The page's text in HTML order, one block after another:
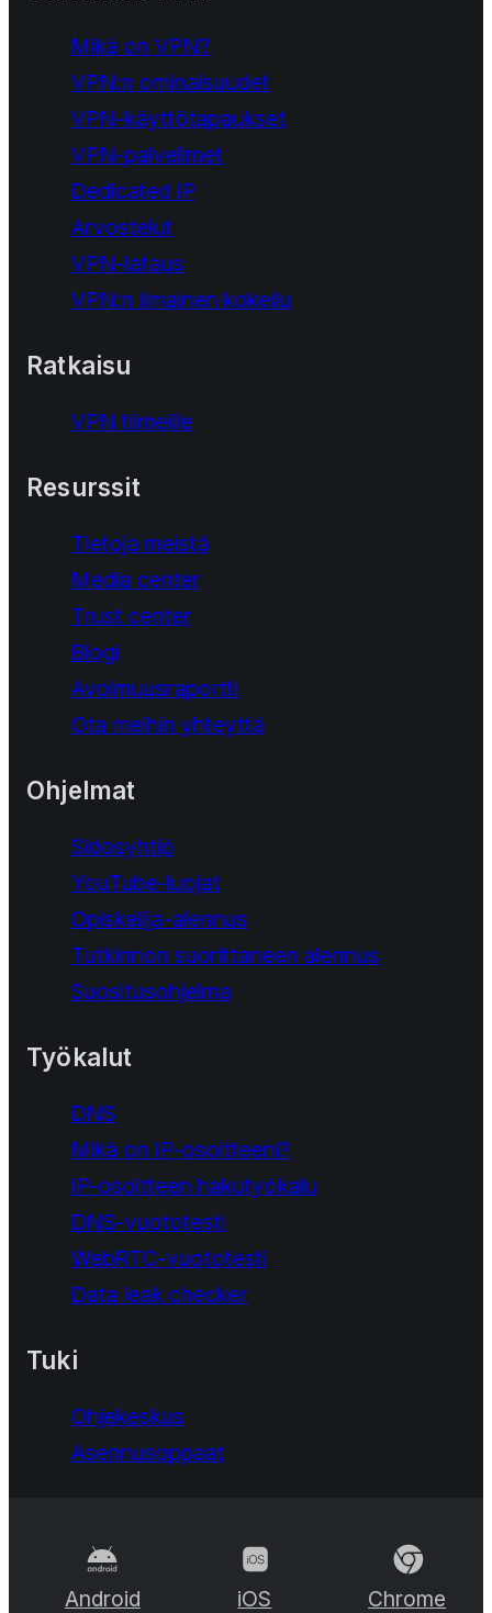
Mikä on VPN?
VPN:n ominaisuudet
VPN-käyttötapaukset
VPN-palvelimet
Dedicated IP
Arvostelut
VPN-lataus
VPN:n ilmainen kokeilu
Ratkaisu
VPN tiimeille
Resurssit
Tietoja meistä
Media center
Trust center
Blogi
Avoimuusraportti
Ota meihin yhteyttä
Ohjelmat
Sidosyhtiö
YouTube-luojat
Opiskelija-alennus
Tutkinnon suorittaneen alennus
Suositusohjelma
Työkalut
DNS
Mikä on IP-osoitteeni?
IP-osoitteen hakutyökalu
DNS-vuototesti
WebRTC-vuototesti
Data leak checker
Tuki
Ohjekeskus
Asennusoppaat
Android iOS Chrome